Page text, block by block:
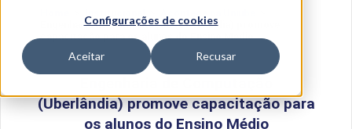
Configurações de cookies
Aceitar Recusar
Engenharia de Computação (Uberlândia) promove
capacitação para os alunos do Ensino Médio
(Uberlândia) promove capacitação para
os alunos do Ensino Médio